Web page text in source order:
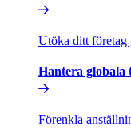
Utöka ditt företag
Hantera globala
Förenkla